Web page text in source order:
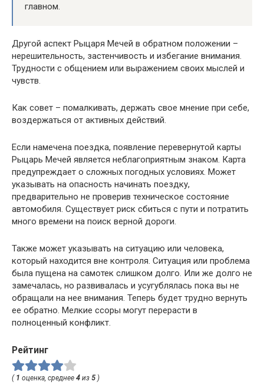
главном.
Другой аспект Рыцаря Мечей в обратном положении –
нерешительность, застенчивость и избегание внимания.
Трудности с общением или выражением своих мыслей и
чувств.
Как совет – помалкивать, держать свое мнение при себе,
воздержаться от активных действий.
Если намечена поездка, появление перевернутой карты
Рыцарь Мечей является неблагоприятным знаком. Карта
предупреждает о сложных погодных условиях. Может
указывать на опасность начинать поездку,
предварительно не проверив техническое состояние
автомобиля. Существует риск сбиться с пути и потратить
много времени на поиск верной дороги.
Также может указывать на ситуацию или человека,
который находится вне контроля. Ситуация или проблема
была пущена на самотек слишком долго. Или же долго не
замечалась, но развивалась и усугублялась пока вы не
обращали на нее внимания. Теперь будет трудно вернуть
ее обратно. Мелкие ссоры могут перерасти в
полноценный конфликт.
Рейтинг
( 1 оценка, среднее 4 из 5 )